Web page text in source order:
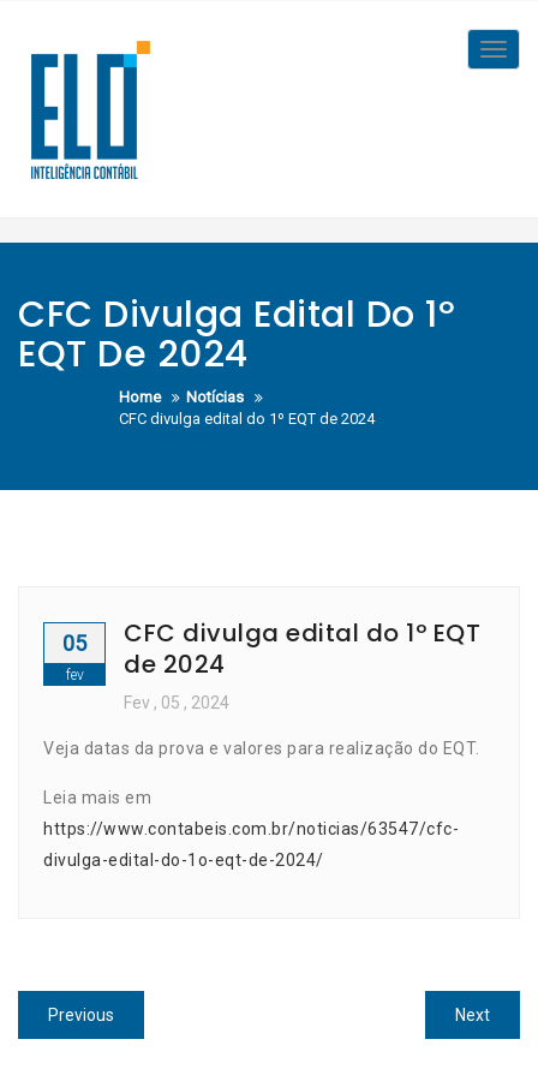
content
CFC Divulga Edital Do 1º
EQT De 2024
Home
Notícias
CFC divulga edital do 1º EQT de 2024
05
fev
CFC divulga edital do 1º EQT
de 2024
Fev , 05 , 2024
Veja datas da prova e valores para realização do EQT.
Leia mais em
https://www.contabeis.com.br/noticias/63547/cfc-
divulga-edital-do-1o-eqt-de-2024/
Navegação
de
Previous
post:
NextNext
post: